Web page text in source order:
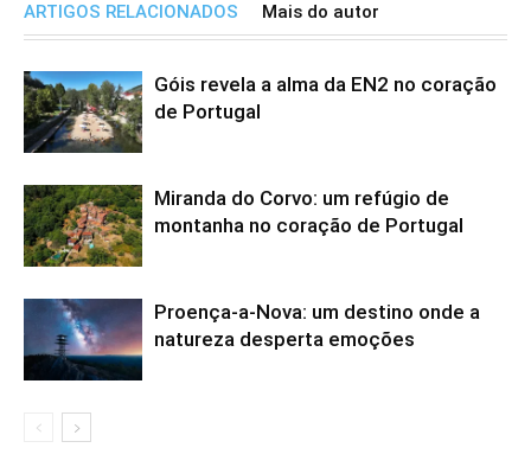
ARTIGOS RELACIONADOS Mais do autor
Góis revela a alma da EN2 no coração
de Portugal
Miranda do Corvo: um refúgio de
montanha no coração de Portugal
Proença-a-Nova: um destino onde a
natureza desperta emoções